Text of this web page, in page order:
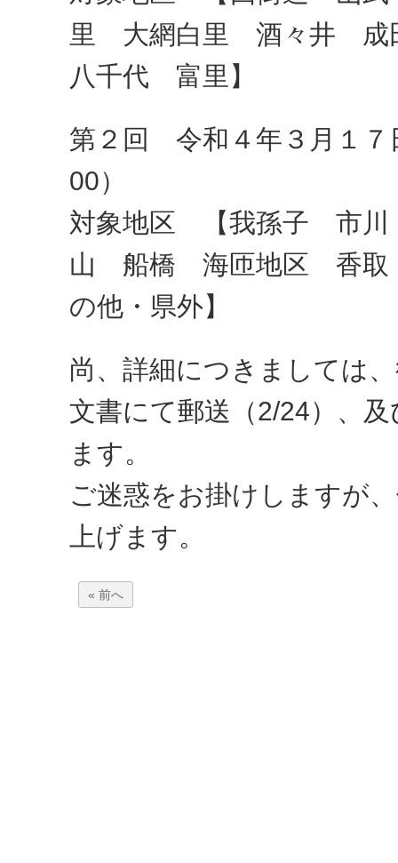
里 大網白里 酒々井
八千代 富里】
第２回 令和４年３月１
00）
対象地区 【我孫子 市
山 船橋 海匝地区 香
の他・県外】
尚、詳細につきましては
文書にて郵送（2/24）、
ます。
ご迷惑をお掛けしますが
上げます。
« 前へ